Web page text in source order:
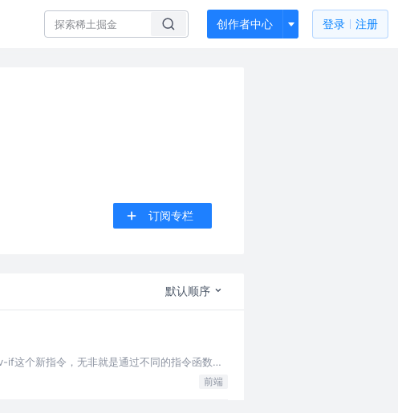
创作者中心 登录 注册
订阅专栏
默认顺序
这个新指令，无非就是通过不同的指令函数处
前端